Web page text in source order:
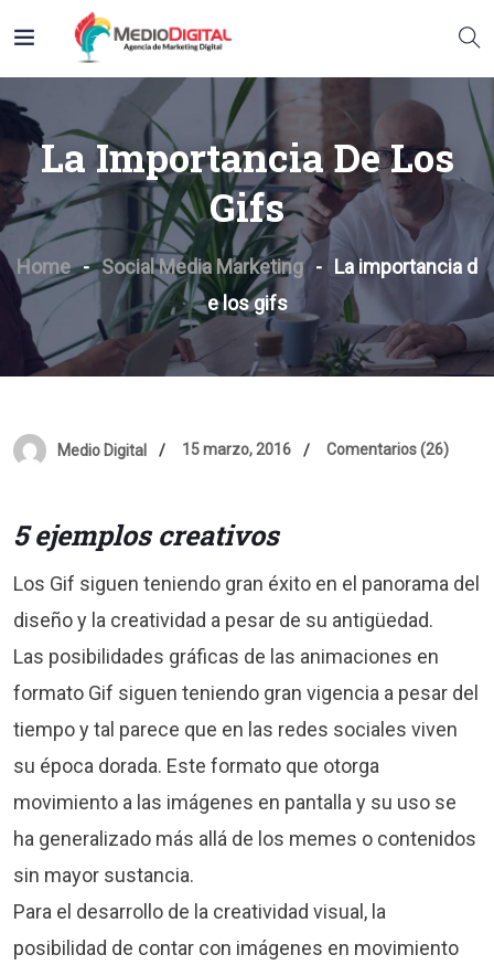
La Importancia De Los
Gifs
Home Social Media Marketing
La importancia d
e los gifs
Medio Digital 15 marzo, 2016 Comentarios (26)
5 ejemplos creativos
Los Gif siguen teniendo gran éxito en el panorama del
diseño y la creatividad a pesar de su antigüedad.
Las posibilidades gráficas de las animaciones en
formato Gif siguen teniendo gran vigencia a pesar del
tiempo y tal parece que en las redes sociales viven
su época dorada. Este formato que otorga
movimiento a las imágenes en pantalla y su uso se
ha generalizado más allá de los memes o contenidos
sin mayor sustancia.
Para el desarrollo de la creatividad visual, la
posibilidad de contar con imágenes en movimiento